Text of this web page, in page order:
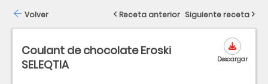
Coulant de chocolate Eroski
SELEQTIA
Descargar
Volver Receta anterior Siguiente receta